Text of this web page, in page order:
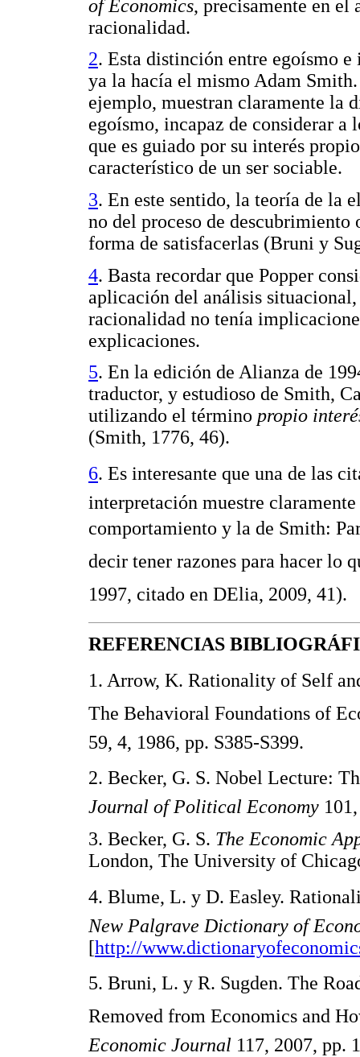
of Economics, precisamente en el
racionalidad.
2. Esta distinción entre egoísmo
ya la hacía el mismo Adam
ejemplo, muestran claramente la
egoísmo, incapaz de considerar a
que es guiado por su interés
característico de un ser sociable.
3. En este sentido, la teoría de la
no del proceso de descubrimiento
forma de satisfacerlas (Bruni y
4. Basta recordar que Popper
aplicación del análisis
racionalidad no tenía
explicaciones.
5. En la edición de Alianza de
traductor, y estudioso de Smith,
utilizando el término propio
(Smith, 1776, 46).
6. Es interesante que una de las
interpretación muestre
comportamiento y la de Smith:
decir tener razones para hacer lo
1997, citado en DElia, 2009, 41).
REFERENCIAS
1. Arrow, K. Rationality of Self
The Behavioral Foundations of
59, 4, 1986, pp. S385-S399.
2. Becker, G. S. Nobel Lecture:
Journal of Political Economy
3. Becker, G. S. The Economic
London, The University of
4. Blume, L. y D. Easley.
New Palgrave Dictionary of
[http://
5. Bruni, L. y R. Sugden. The
Removed from Economics and
Economic Journal 117, 2007, pp.